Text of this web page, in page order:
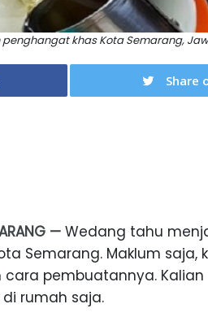
khas Kota Semarang,
Share
— Wedang tahu
Semarang. Maklum saja,
pembuatannya.
rumah saja.